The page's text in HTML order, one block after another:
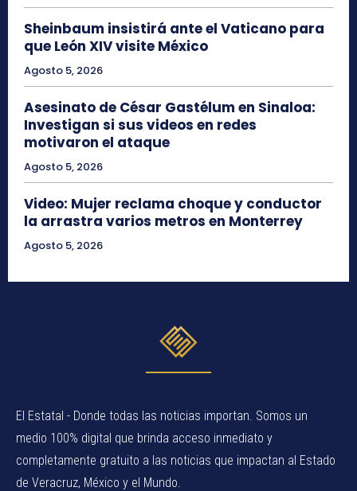
Sheinbaum insistirá ante el Vaticano para
que León XIV visite México
Agosto 5, 2026
Asesinato de César Gastélum en Sinaloa:
Investigan si sus videos en redes
motivaron el ataque
Agosto 5, 2026
Video: Mujer reclama choque y conductor
la arrastra varios metros en Monterrey
Agosto 5, 2026
El Estatal - Donde todas las noticias importan. Somos un
medio 100% digital que brinda acceso inmediato y
completamente gratuito a las noticias que impactan al Estado
de Veracruz, México y el Mundo.